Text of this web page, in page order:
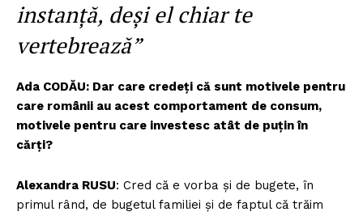
instanță, deşi el chiar te
vertebrează”
Ada CODĂU: Dar care credeți că sunt motivele pentru
care românii au acest comportament de consum,
motivele pentru care investesc atât de puțin în
cărţi?
Alexandra RUSU: Cred că e vorba și de bugete, în
primul rând, de bugetul familiei și de faptul că trăim